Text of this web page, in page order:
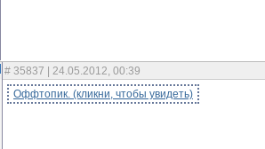
# 35837 | 24.05.2012, 00:39